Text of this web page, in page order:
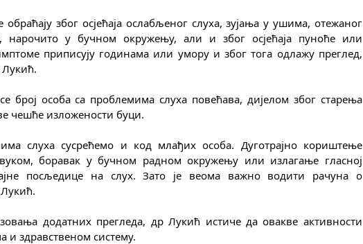
обраћају због осјећаја ослабљеног слуха, зујања у ушима, отежаног
нарочито у бучном окружењу, али и због осјећаја пуноће или
приписују годинама или умору и због тога одлажу преглед,
Лукић.
број особа са проблемима слуха повећава, дијелом због старења
чешће изложености буци.
слуха сусрећемо и код млађих особа. Дуготрајно кориштење
боравак у бучном радном окружењу или излагање гласној
посљедице на слух. Зато је веома важно водити рачуна о
Лукић.
додатних прегледа, др Лукић истиче да овакве активности
и здравственом систему.